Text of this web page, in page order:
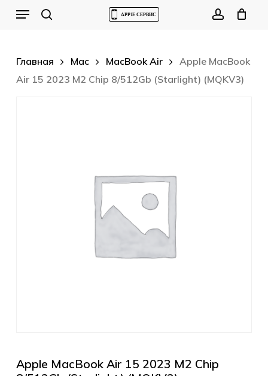
Menu
Главная Mac MacBook Air
Apple MacBook
Air 15 2023 M2 Chip 8/512Gb (Starlight) (MQKV3)
Apple MacBook Air 15 2023 M2 Chip